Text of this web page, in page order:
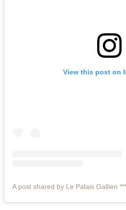
View this post on